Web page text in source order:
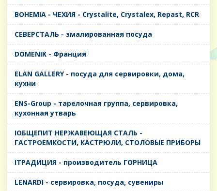
BOHEMIA - ЧЕХИЯ - Crystalite, Crystalex, Repast, RCR
CЕВЕРСТАЛЬ - эмалированная посуда
DOMENIK - Франция
ELAN GALLERY - посуда для сервировки, дома,
кухни
ENS-Group - тарелочная группа, сервировка,
кухонная утварь
IОБЩЕПИТ НЕРЖАВЕЮЩАЯ СТАЛЬ -
ГАСТРОЕМКОСТИ, КАСТРЮЛИ, СТОЛОВЫЕ ПРИБОРЫ
IТРАДИЦИЯ - производитель ГОРНИЦА
LENARDI - сервировка, посуда, сувениры